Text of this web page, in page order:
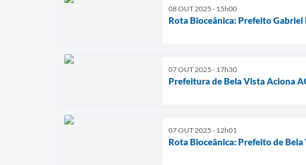
08 OUT 2025 - 15h00
Rota Bioceânica: Prefeito
07 OUT 2025 - 17h30
Prefeitura de Bela Vista Aciona
07 OUT 2025 - 12h01
Rota Bioceânica: Prefeito de